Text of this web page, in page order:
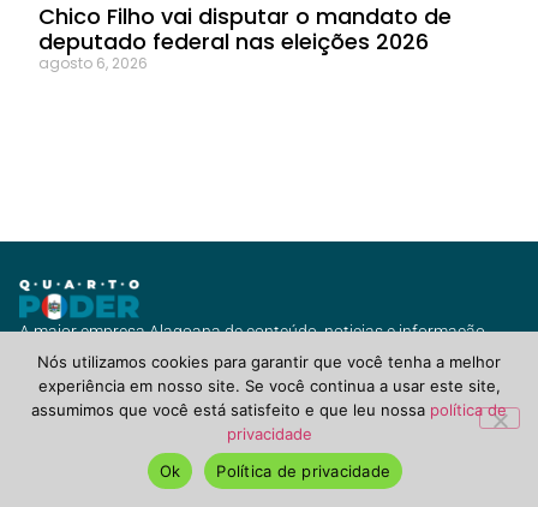
Chico Filho vai disputar o mandato de
deputado federal nas eleições 2026
agosto 6, 2026
A maior empresa Alagoana de conteúdo, noticias e informação
com vários canais de jornalismo e diversas soluções para você ou
seu negócio.
QuartoPoderAlagoas.com.br ©2021 Todos Direitos Reservados.
POLÍTICA DE PRIVACIDADE, TERMOS DE USO & COOKIES
Nós utilizamos cookies para garantir que você tenha a melhor
experiência em nosso site. Se você continua a usar este site,
assumimos que você está satisfeito e que leu nossa política de
privacidade
Ok
Política de privacidade